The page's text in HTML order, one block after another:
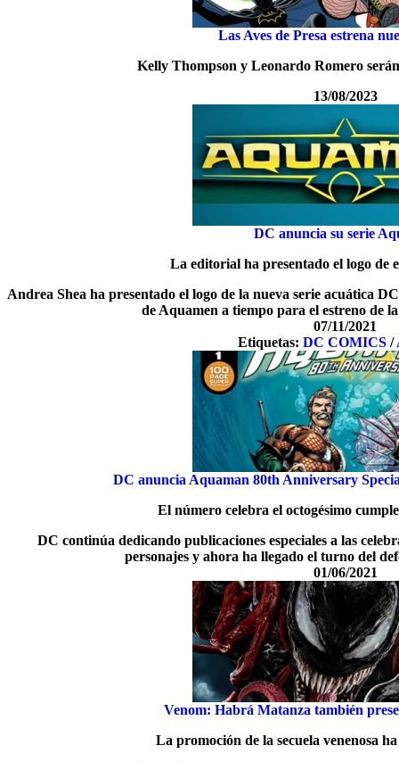
Las Aves de Presa estrena
Kelly Thompson y Leonardo Romero
13/08/2023
DC anuncia su serie
La editorial ha presentado el logo de
Andrea Shea ha presentado el logo de la nueva serie acuática
de Aquamen a tiempo para el estreno de
07/11/2021
Etiquetas: DC COMICS /
DC anuncia Aquaman 80th Anniversary
El número celebra el octogésimo
DC continúa dedicando publicaciones especiales a las
personajes y ahora ha llegado el turno del
01/06/2021
Venom: Habrá Matanza también
La promoción de la secuela venenosa